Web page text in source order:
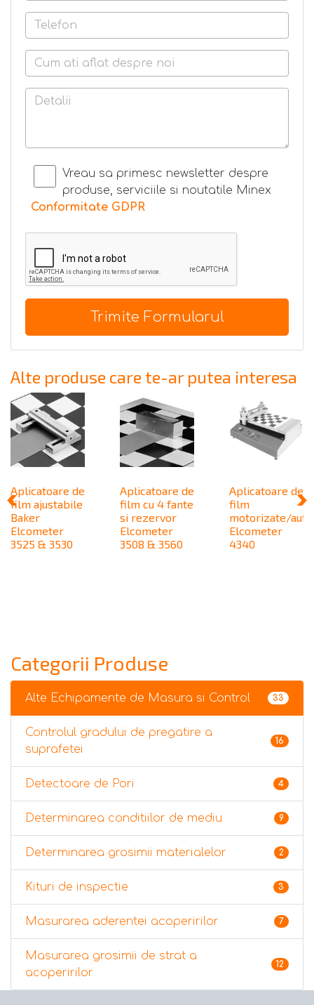
Vreau sa primesc newsletter despre
produse, serviciile si noutatile Minex
Conformitate GDPR
Trimite Formularul
Alte produse care te-ar putea interesa
Aplicatoare de
film ajustabile
Baker
Elcometer
3525 & 3530
Aplicatoare de
film cu 4 fante
si rezervor
Elcometer
3508 & 3560
Aplicatoare de
film
motorizate/
Elcometer
4340
Categorii Produse
Alte Echipamente de Masura si Control 33
Controlul gradului de pregatire a
suprafetei
16
Detectoare de Pori 4
Determinarea conditiilor de mediu 9
Determinarea grosimii materialelor 2
Kituri de inspectie 3
Masurarea aderentei acoperirilor 7
Masurarea grosimii de strat a
acoperirilor
12